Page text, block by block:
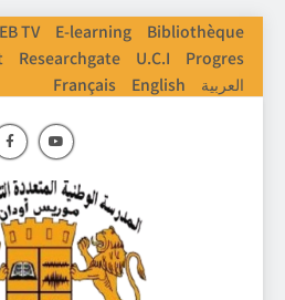
TV E-learning
Bibliothèque
Researchgate U.C.I
Progres
Français
English العربية